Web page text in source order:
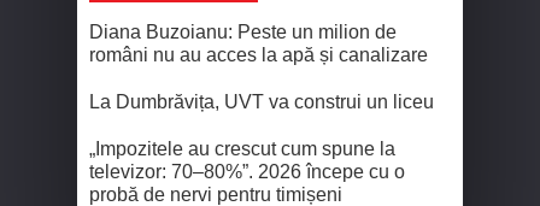
Diana Buzoianu: Peste un milion de
români nu au acces la apă și canalizare
La Dumbrăvița, UVT va construi un liceu
„Impozitele au crescut cum spune la
televizor: 70–80%”. 2026 începe cu o
probă de nervi pentru timișeni